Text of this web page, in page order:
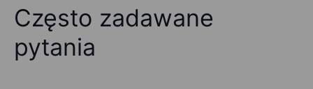
Często zadawane
pytania